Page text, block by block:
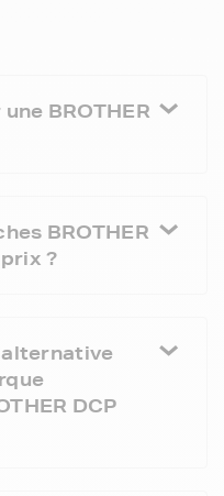
BROTHER
BROTHER
?
alternative
DCP